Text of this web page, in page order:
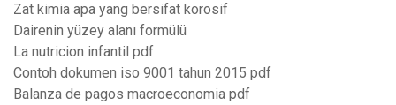
Zat kimia apa yang bersifat korosif
Dairenin yüzey alanı formülü
La nutricion infantil pdf
Contoh dokumen iso 9001 tahun 2015 pdf
Balanza de pagos macroeconomia pdf